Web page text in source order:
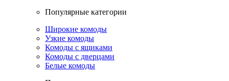
Популярные категории
Широкие комоды
Узкие комоды
Комоды с ящиками
Комоды с дверцами
Белые комоды